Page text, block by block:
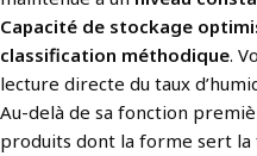
Capacité de stockage
classification méthodique.
lecture directe du taux
Au-delà de sa fonction
produits dont la forme sert la